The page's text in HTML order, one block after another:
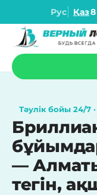
Рус Қаз
Тәулік бойы 24/7
—
тегін,